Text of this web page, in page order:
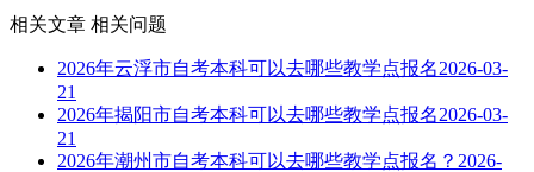
相关文章 相关问题
2026年云浮市自考本科可以去哪些教学点报名2026-03-
21
2026年揭阳市自考本科可以去哪些教学点报名2026-03-
21
2026年潮州市自考本科可以去哪些教学点报名？ 2026-